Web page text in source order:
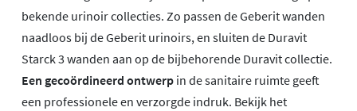
bekende urinoir collecties. Zo passen de Geberit wanden
naadloos bij de Geberit urinoirs, en sluiten de Duravit
Starck 3 wanden aan op de bijbehorende Duravit collectie.
Een gecoördineerd ontwerp in de sanitaire ruimte geeft
een professionele en verzorgde indruk. Bekijk het